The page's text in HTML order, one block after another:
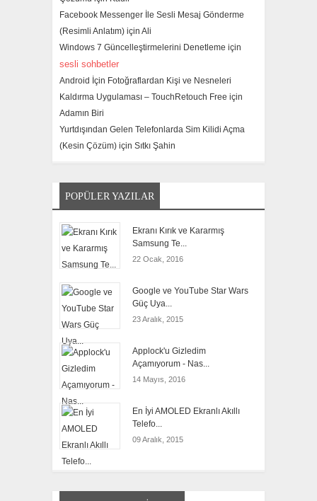
Facebook Messenger İle Sesli Mesaj Gönderme
(Resimli Anlatım) için Ali
Windows 7 Güncelleştirmelerini Denetleme için
sesli sohbetler
Android İçin Fotoğraflardan Kişi ve Nesneleri
Kaldırma Uygulaması – TouchRetouch Free için
Adamın Biri
Yurtdışından Gelen Telefonlarda Sim Kilidi Açma
(Kesin Çözüm) için Sıtkı Şahin
POPÜLER YAZILAR
Ekranı Kırık ve Kararmış
Samsung Te...
22 Ocak, 2016
Google ve YouTube Star Wars
Güç Uya...
23 Aralık, 2015
Applock'u Gizledim
Açamıyorum - Nas...
14 Mayıs, 2016
En İyi AMOLED Ekranlı Akıllı
Telefo...
09 Aralık, 2015